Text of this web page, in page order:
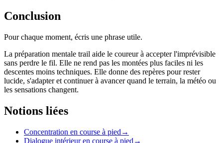
Conclusion
Pour chaque moment, écris une phrase utile.
La préparation mentale trail aide le coureur à accepter l'imprévisible
sans perdre le fil. Elle ne rend pas les montées plus faciles ni les
descentes moins techniques. Elle donne des repères pour rester
lucide, s'adapter et continuer à avancer quand le terrain, la météo ou
les sensations changent.
Notions liées
Concentration en course à pied →
Dialogue intérieur en course à pied →